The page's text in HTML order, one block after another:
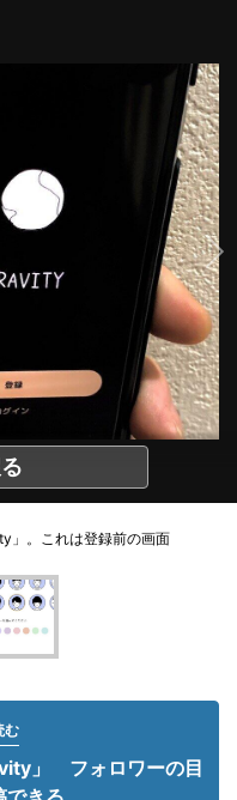
」。これは登録前の画面
む
」 フォロワーの目